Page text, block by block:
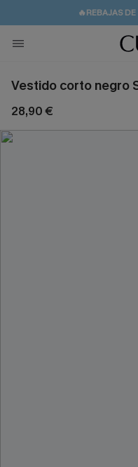
👒PROMOCIÓN DE
🚚ENVÍO
Vestido corto negro
28,90 €